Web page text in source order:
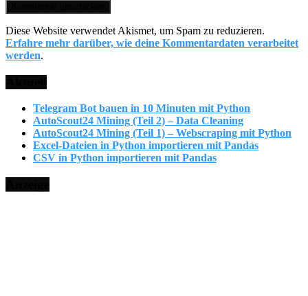
Diese Website verwendet Akismet, um Spam zu reduzieren.
Erfahre mehr darüber, wie deine Kommentardaten verarbeitet
werden.
Telegram Bot bauen in 10 Minuten mit Python
AutoScout24 Mining (Teil 2) – Data Cleaning
AutoScout24 Mining (Teil 1) – Webscraping mit Python
Excel-Dateien in Python importieren mit Pandas
CSV in Python importieren mit Pandas